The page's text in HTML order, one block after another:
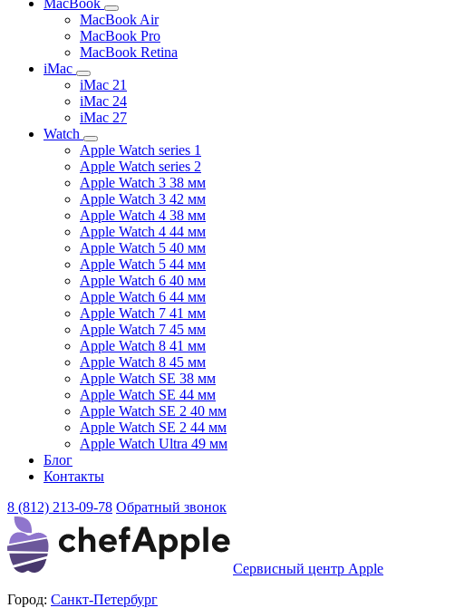
MacBook
MacBook Air
MacBook Pro
MacBook Retina
iMac
iMac 21
iMac 24
iMac 27
Watch
Apple Watch series 1
Apple Watch series 2
Apple Watch 3 38 мм
Apple Watch 3 42 мм
Apple Watch 4 38 мм
Apple Watch 4 44 мм
Apple Watch 5 40 мм
Apple Watch 5 44 мм
Apple Watch 6 40 мм
Apple Watch 6 44 мм
Apple Watch 7 41 мм
Apple Watch 7 45 мм
Apple Watch 8 41 мм
Apple Watch 8 45 мм
Apple Watch SE 38 мм
Apple Watch SE 44 мм
Apple Watch SE 2 40 мм
Apple Watch SE 2 44 мм
Apple Watch Ultra 49 мм
Блог
Контакты
8 (812) 213-09-78 Обратный звонок
Сервисный центр Apple
Город: Санкт-Петербург